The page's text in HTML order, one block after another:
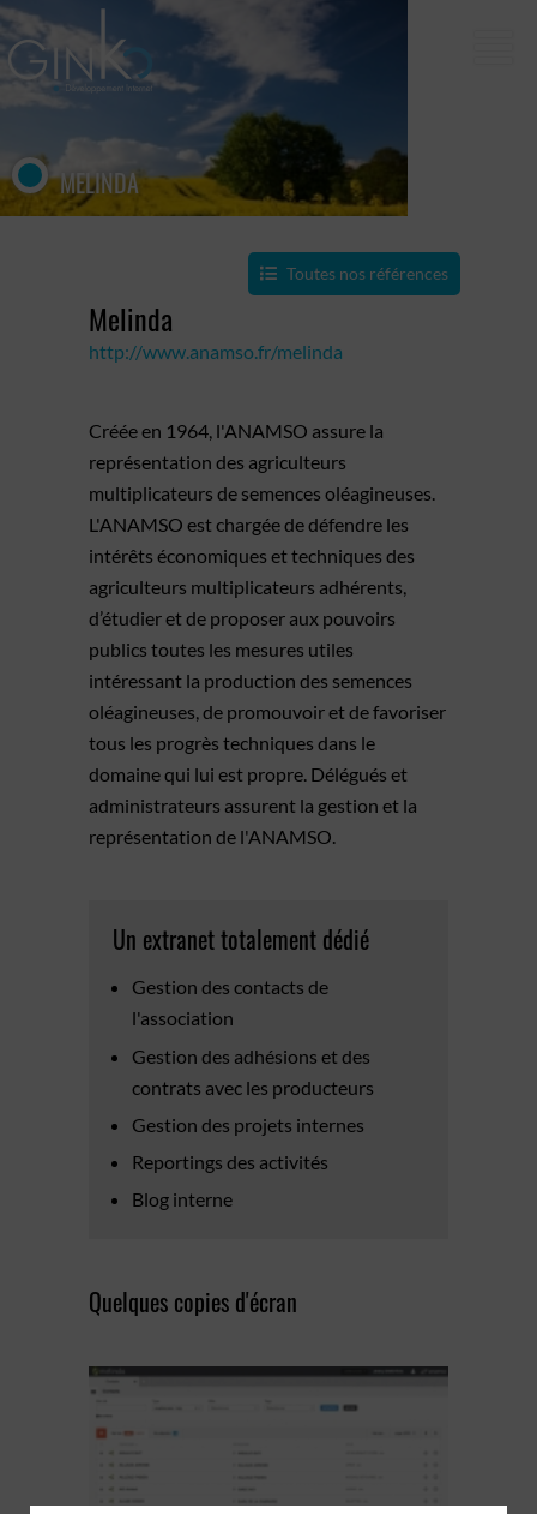
MELINDA
Melinda
http://www.anamso.fr/melinda
Toutes nos références
Créée en 1964, l'ANAMSO assure la
représentation des agriculteurs
multiplicateurs de semences oléagineuses.
L'ANAMSO est chargée de défendre les
intérêts économiques et techniques des
agriculteurs multiplicateurs adhérents,
d’étudier et de proposer aux pouvoirs
publics toutes les mesures utiles
intéressant la production des semences
oléagineuses, de promouvoir et de favoriser
tous les progrès techniques dans le
domaine qui lui est propre. Délégués et
administrateurs assurent la gestion et la
représentation de l'ANAMSO.
Un extranet totalement dédié
Gestion des contacts de
l'association
Gestion des adhésions et des
contrats avec les producteurs
Gestion des projets internes
Reportings des activités
Blog interne
Quelques copies d'écran